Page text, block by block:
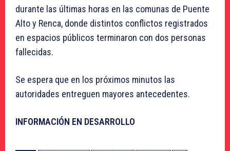
durante las últimas horas en las comunas de Puente
Alto y Renca, donde distintos conflictos registrados
en espacios públicos terminaron con dos personas
fallecidas.
Se espera que en los próximos minutos las
autoridades entreguen mayores antecedentes.
INFORMACIÓN EN DESARROLLO